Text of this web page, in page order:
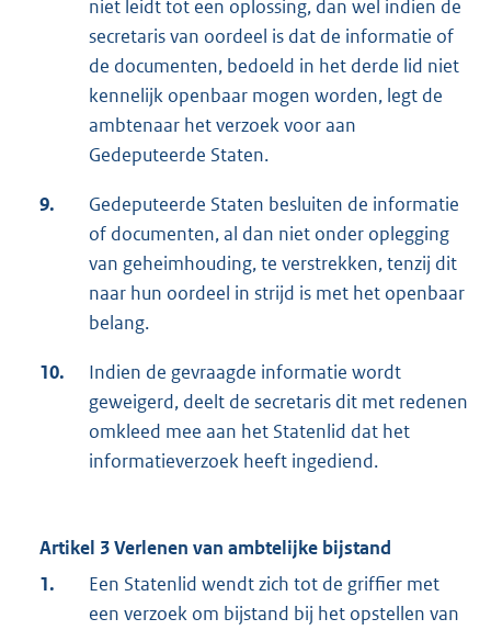
niet leidt tot een oplossing, dan wel indien de
secretaris van oordeel is dat de informatie of
de documenten, bedoeld in het derde lid niet
kennelijk openbaar mogen worden, legt de
ambtenaar het verzoek voor aan
Gedeputeerde Staten.
9.
Gedeputeerde Staten besluiten de informatie
of documenten, al dan niet onder oplegging
van geheimhouding, te verstrekken, tenzij dit
naar hun oordeel in strijd is met het openbaar
belang.
10.
Indien de gevraagde informatie wordt
geweigerd, deelt de secretaris dit met redenen
omkleed mee aan het Statenlid dat het
informatieverzoek heeft ingediend.
Artikel 3 Verlenen van ambtelijke bijstand
1.
Een Statenlid wendt zich tot de griffier met
een verzoek om bijstand bij het opstellen van